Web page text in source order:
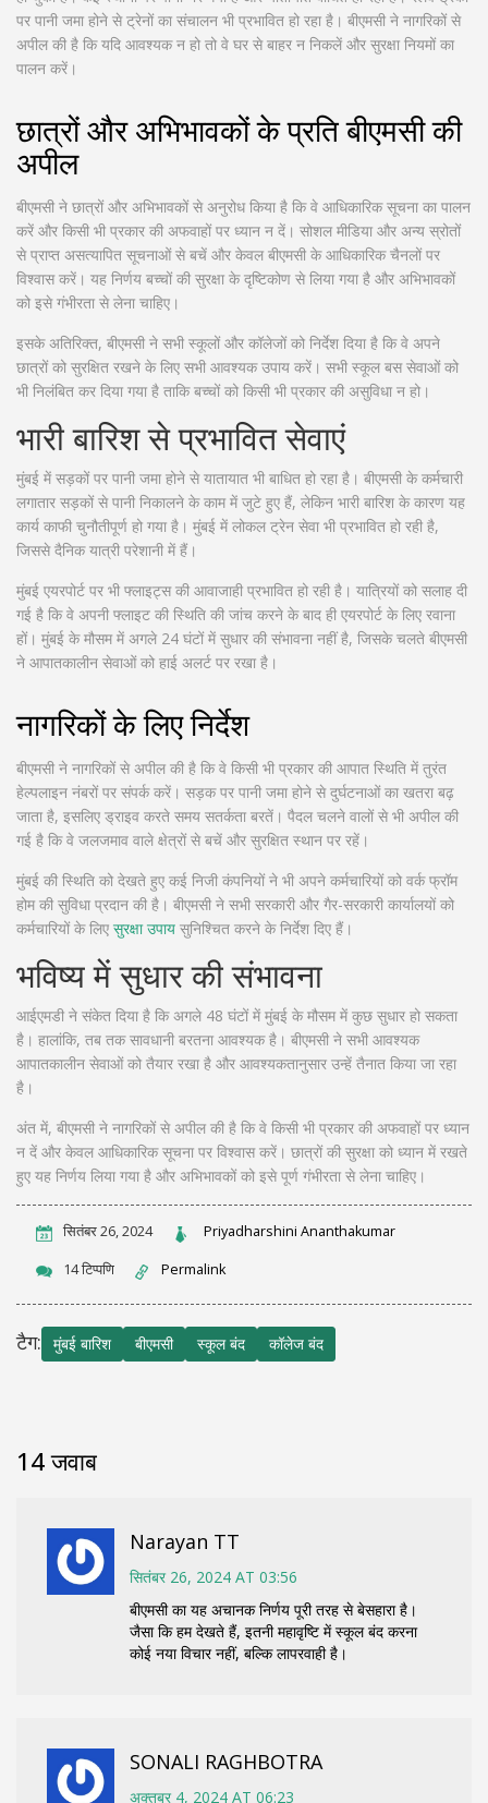
पर पानी जमा होने से ट्रेनों का संचालन भी प्रभावित हो रहा है। बीएमसी ने नागरिकों से
अपील की है कि यदि आवश्यक न हो तो वे घर से बाहर न निकलें और सुरक्षा नियमों का
पालन करें।
छात्रों और अभिभावकों के प्रति बीएमसी की
अपील
बीएमसी ने छात्रों और अभिभावकों से अनुरोध किया है कि वे आधिकारिक सूचना का पालन
करें और किसी भी प्रकार की अफवाहों पर ध्यान न दें। सोशल मीडिया और अन्य स्रोतों
से प्राप्त असत्यापित सूचनाओं से बचें और केवल बीएमसी के आधिकारिक चैनलों पर
विश्वास करें। यह निर्णय बच्चों की सुरक्षा के दृष्टिकोण से लिया गया है और अभिभावकों
को इसे गंभीरता से लेना चाहिए।
इसके अतिरिक्त, बीएमसी ने सभी स्कूलों और कॉलेजों को निर्देश दिया है कि वे अपने
छात्रों को सुरक्षित रखने के लिए सभी आवश्यक उपाय करें। सभी स्कूल बस सेवाओं को
भी निलंबित कर दिया गया है ताकि बच्चों को किसी भी प्रकार की असुविधा न हो।
भारी बारिश से प्रभावित सेवाएं
मुंबई में सड़कों पर पानी जमा होने से यातायात भी बाधित हो रहा है। बीएमसी के कर्मचारी
लगातार सड़कों से पानी निकालने के काम में जुटे हुए हैं, लेकिन भारी बारिश के कारण यह
कार्य काफी चुनौतीपूर्ण हो गया है। मुंबई में लोकल ट्रेन सेवा भी प्रभावित हो रही है,
जिससे दैनिक यात्री परेशानी में हैं।
मुंबई एयरपोर्ट पर भी फ्लाइट्स की आवाजाही प्रभावित हो रही है। यात्रियों को सलाह दी
गई है कि वे अपनी फ्लाइट की स्थिति की जांच करने के बाद ही एयरपोर्ट के लिए रवाना
हों। मुंबई के मौसम में अगले 24 घंटों में सुधार की संभावना नहीं है, जिसके चलते बीएमसी
ने आपातकालीन सेवाओं को हाई अलर्ट पर रखा है।
नागरिकों के लिए निर्देश
बीएमसी ने नागरिकों से अपील की है कि वे किसी भी प्रकार की आपात स्थिति में तुरंत
हेल्पलाइन नंबरों पर संपर्क करें। सड़क पर पानी जमा होने से दुर्घटनाओं का खतरा बढ़
जाता है, इसलिए ड्राइव करते समय सतर्कता बरतें। पैदल चलने वालों से भी अपील की
गई है कि वे जलजमाव वाले क्षेत्रों से बचें और सुरक्षित स्थान पर रहें।
मुंबई की स्थिति को देखते हुए कई निजी कंपनियों ने भी अपने कर्मचारियों को वर्क फ्रॉम
होम की सुविधा प्रदान की है। बीएमसी ने सभी सरकारी और गैर-सरकारी कार्यालयों को
कर्मचारियों के लिए सुरक्षा उपाय सुनिश्चित करने के निर्देश दिए हैं।
भविष्य में सुधार की संभावना
आईएमडी ने संकेत दिया है कि अगले 48 घंटों में मुंबई के मौसम में कुछ सुधार हो सकता
है। हालांकि, तब तक सावधानी बरतना आवश्यक है। बीएमसी ने सभी आवश्यक
आपातकालीन सेवाओं को तैयार रखा है और आवश्यकतानुसार उन्हें तैनात किया जा रहा
है।
अंत में, बीएमसी ने नागरिकों से अपील की है कि वे किसी भी प्रकार की अफवाहों पर ध्यान
न दें और केवल आधिकारिक सूचना पर विश्वास करें। छात्रों की सुरक्षा को ध्यान में रखते
हुए यह निर्णय लिया गया है और अभिभावकों को इसे पूर्ण गंभीरता से लेना चाहिए।
सितंबर 26, 2024 Priyadharshini Ananthakumar
14 टिप्पणि Permalink
टैग: मुंबई बारिश बीएमसी स्कूल बंद कॉलेज बंद
14 जवाब
Narayan TT
सितंबर 26, 2024 AT 03:56
बीएमसी का यह अचानक निर्णय पूरी तरह से बेसहारा है।
जैसा कि हम देखते हैं, इतनी महावृष्टि में स्कूल बंद करना
कोई नया विचार नहीं, बल्कि लापरवाही है।
SONALI RAGHBOTRA
अक्तूबर 4, 2024 AT 06:23